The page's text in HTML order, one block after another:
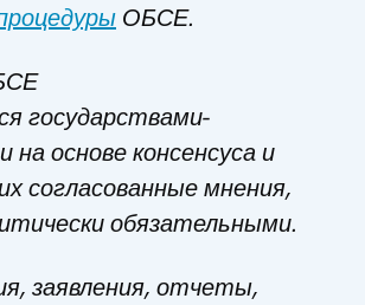
ОБСЕ.
государствами-
на основе консенсуса и
согласованные мнения,
обязательными.
заявления, отчеты,